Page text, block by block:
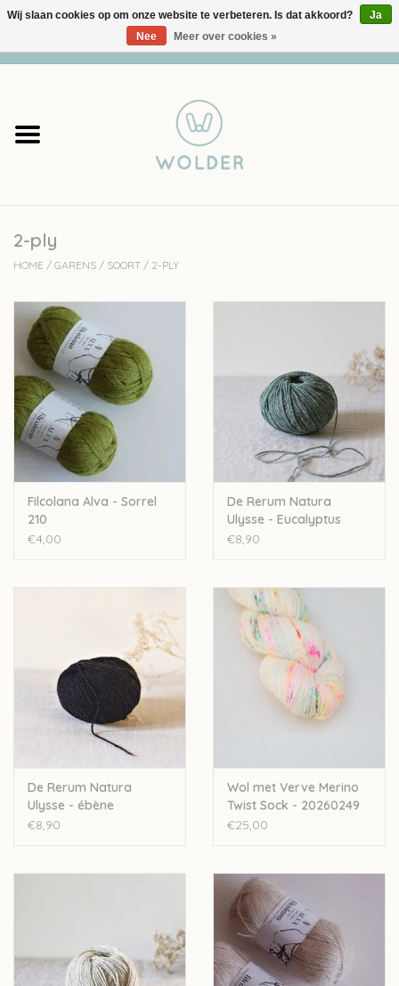
Garens
Accessoires
Cadeaubon
Solden
Over wolder
2-ply
HOME / GARENS / SOORT / 2-PLY
Filcolana Alva - Sorrel
210
€4,00
De Rerum Natura
Ulysse - Eucalyptus
€8,90
De Rerum Natura
Ulysse - ébène
€8,90
Wol met Verve Merino
Twist Sock - 20260249
€25,00
Wij slaan cookies op om onze website te verbeteren. Is dat akkoord?
Ja
Nee
Meer over cookies »